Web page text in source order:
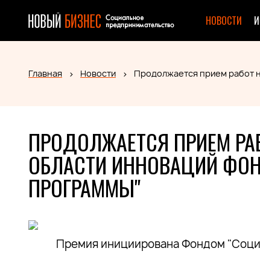
НОВОСТИ
Главная Новости Продолжается прием работ
ПРОДОЛЖАЕТСЯ ПРИЕМ
ОБЛАСТИ ИННОВАЦИЙ
ПРОГРАММЫ"
Премия инициирована Фондом